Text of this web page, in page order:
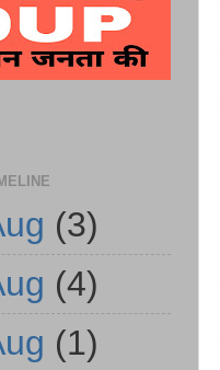
(3)
(4)
(1)